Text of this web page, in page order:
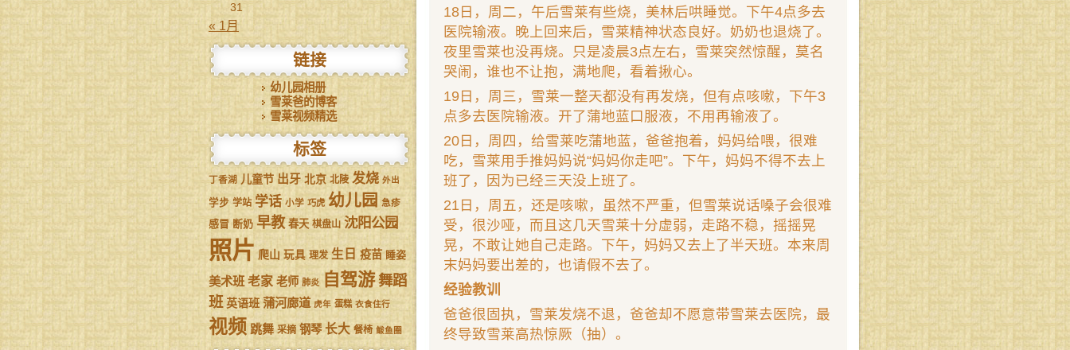
31
« 1月
链接
幼儿园相册
雪莱爸的博客
雪莱视频精选
标签
丁香湖 儿童节 出牙 北京 北陵 发烧 外出
学步 学站 学话 小学 巧虎 幼儿园 急疹
感冒 断奶 早教 春天 棋盘山 沈阳公园
照片 爬山 玩具 理发 生日 疫苗 睡姿
美术班 老家 老师 肺炎 自驾游舞蹈
班 英语班 蒲河廊道 虎年 蛋糕 衣食住行
视频 跳舞 采摘 钢琴 长大 餐椅 鲅鱼圈
18日，周二，午后雪莱有些烧，美林后哄睡觉。下午4点多去
医院输液。晚上回来后，雪莱精神状态良好。奶奶也退烧了。
夜里雪莱也没再烧。只是凌晨3点左右，雪莱突然惊醒，莫名
哭闹，谁也不让抱，满地爬，看着揪心。
19日，周三，雪莱一整天都没有再发烧，但有点咳嗽，下午3
点多去医院输液。开了蒲地蓝口服液，不用再输液了。
20日，周四，给雪莱吃蒲地蓝，爸爸抱着，妈妈给喂，很难
吃，雪莱用手推妈妈说“妈妈你走吧”。下午，妈妈不得不去上
班了，因为已经三天没上班了。
21日，周五，还是咳嗽，虽然不严重，但雪莱说话嗓子会很难
受，很沙哑，而且这几天雪莱十分虚弱，走路不稳，摇摇晃
晃，不敢让她自己走路。下午，妈妈又去上了半天班。本来周
末妈妈要出差的，也请假不去了。
经验教训
爸爸很固执，雪莱发烧不退，爸爸却不愿意带雪莱去医院，最
终导致雪莱高热惊厥（抽）。